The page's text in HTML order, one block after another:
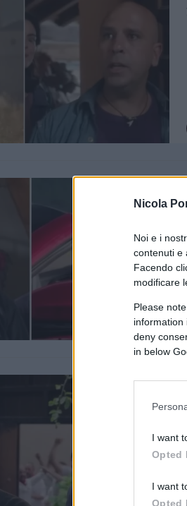
Nicola
Noi e i
contenuti e
Facendo
modificare
Please
information
deny
in below
I want
Opted
I want
Opted